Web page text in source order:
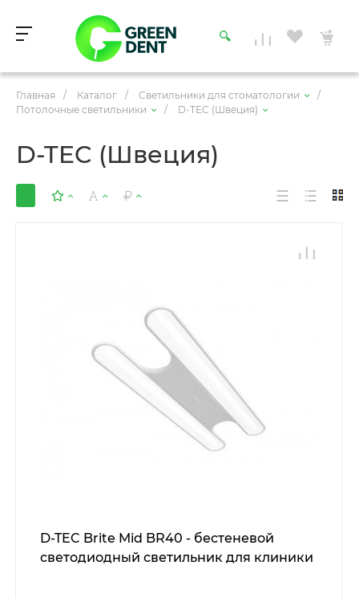
Главная / Каталог / Светильники для стоматологии
/
Потолочные светильники
/ D-TEC (Швеция)
D-TEC (Швеция)
D-TEC Brite Mid BR40 - бестеневой
светодиодный светильник для клиники